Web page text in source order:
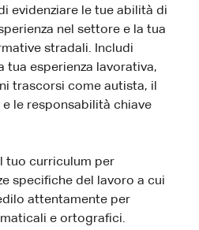
evidenziare le tue abilità di
nel settore e la tua
stradali. Includi
tua esperienza lavorativa,
trascorsi come autista, il
le responsabilità chiave
tuo curriculum per
specifiche del lavoro a cui
attentamente per
e ortografici.